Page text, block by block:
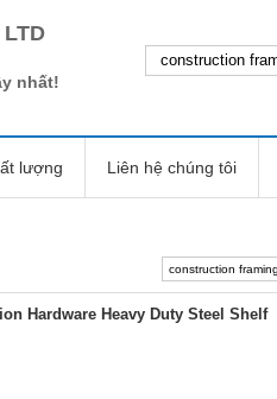
nhất!
lượng Liên hệ chúng tôi
Hardware Heavy Duty Steel Shelf